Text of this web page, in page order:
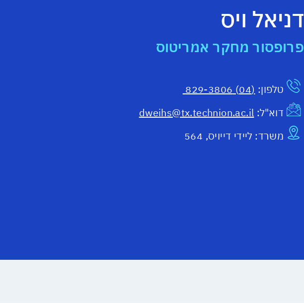
דניאל ויס
פרופסור מחקר אמריטוס
טלפון: (04) 829-3806
דוא"ל: dweihs@tx.technion.ac.il
משרד: ליידי דייויס, 564